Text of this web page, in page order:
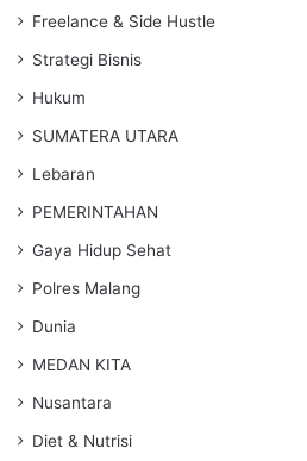
Freelance & Side Hustle
Strategi Bisnis
Hukum
SUMATERA UTARA
Lebaran
PEMERINTAHAN
Gaya Hidup Sehat
Polres Malang
Dunia
MEDAN KITA
Nusantara
Diet & Nutrisi